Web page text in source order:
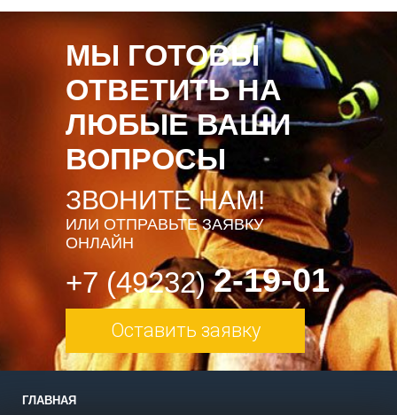
МЫ ГОТОВЫ
ОТВЕТИТЬ НА
ЛЮБЫЕ ВАШИ
ВОПРОСЫ
ЗВОНИТЕ НАМ!
ИЛИ ОТПРАВЬТЕ ЗАЯВКУ
ОНЛАЙН
+7 (49232)2-19-01
Оставить заявку
ГЛАВНАЯ